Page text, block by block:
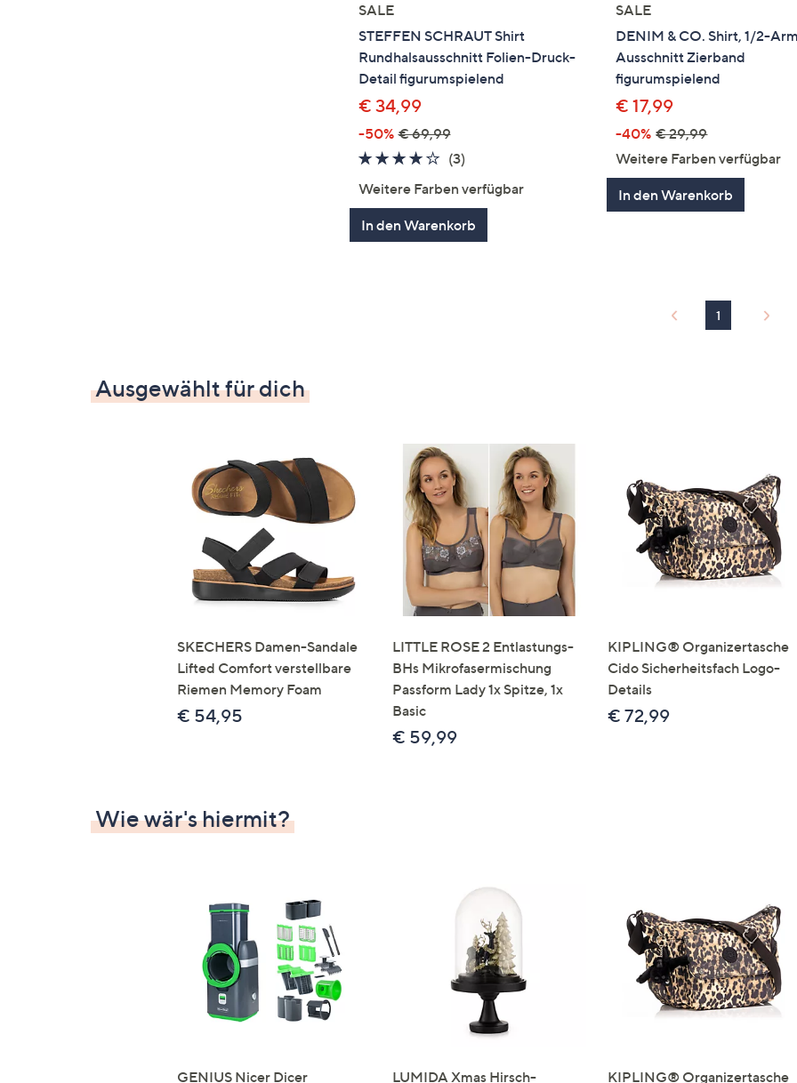
SALE
STEFFEN SCHRAUT Shirt
Rundhalsausschnitt Folien-Druck-
Detail figurumspielend
€ 34,99
-50% € 69,99
3.7
(3)3
Weitere Farben verfügbar
In den Warenkorb
SALE
DENIM & CO. Shirt, 1/2-
Ausschnitt Zierband
figurumspielend
€ 17,99
-40% € 29,99
Weitere Farben verfügbar
In den Warenkorb
1
Ausgewählt für dich
SKECHERS Damen-Sandale
Lifted Comfort verstellbare
Riemen Memory Foam
€ 54,95
LITTLE ROSE 2 Entlastungs-
BHs Mikrofasermischung
Passform Lady 1x Spitze, 1x
Basic
€ 59,99
KIPLING® Organizertasche
Cido Sicherheitsfach Logo-
Details
€ 72,99
Wie wär's hiermit?
GENIUS Nicer Dicer LUMIDA Xmas Hirsch- KIPLING® Organizertasche